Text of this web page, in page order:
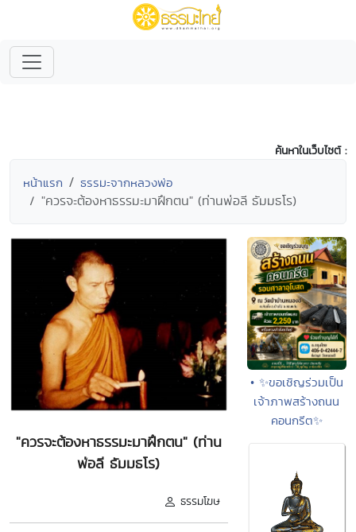
ค้นหาในเว็บไซต์ :
หน้าแรก ธรรมะจากหลวงพ่อ
"ควรจะต้องหาธรรมะมาฝึกตน" (ท่านพ่อลี ธัมมธโร)
"ควรจะต้องหาธรรมะมาฝึกตน" (ท่าน
พ่อลี ธัมมธโร)
ธรรมโฆษ
• ✨ขอเชิญร่วมเป็น
เจ้าภาพสร้างถนน
คอนกรีต✨